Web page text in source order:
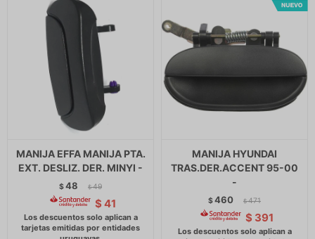
MANIJA EFFA MANIJA PTA.
EXT. DESLIZ. DER. MINYI -
$48 $ 49
$ 41
MANIJA HYUNDAI
TRAS.DER.ACCENT 95-00
-
$460 $ 471
$ 391